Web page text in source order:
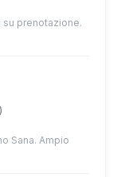
prenotazione.
Sana. Ampio